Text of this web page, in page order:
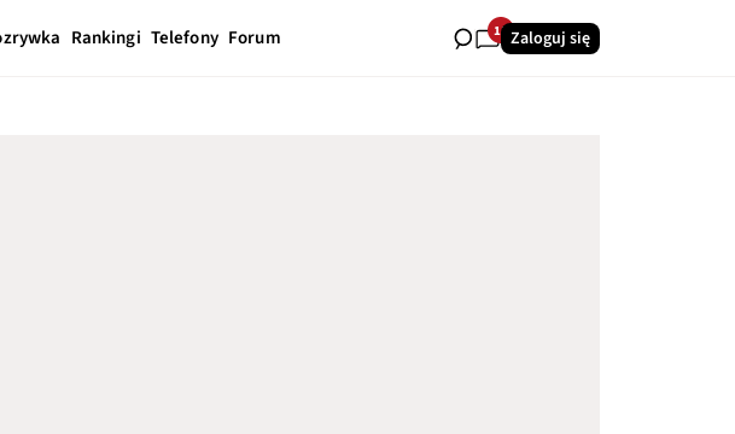
Rankingi Telefony Forum 11Zaloguj się